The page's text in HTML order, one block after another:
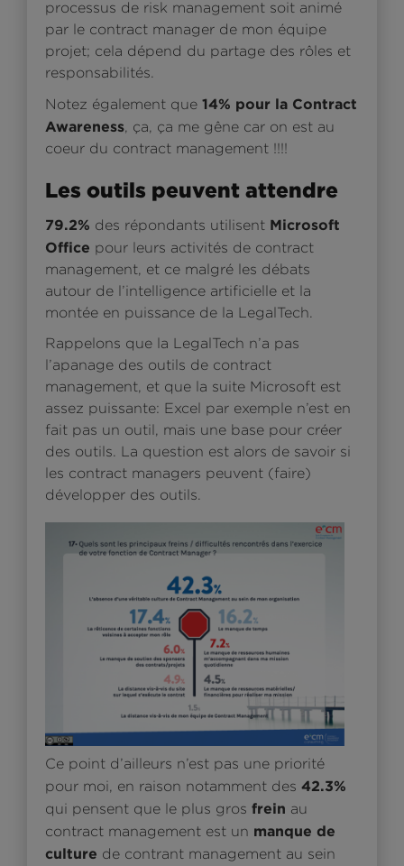
processus de risk management soit animé
par le contract manager de mon équipe
projet; cela dépend du partage des rôles et
responsabilités.
Notez également que 14% pour la Contract
Awareness, ça, ça me gêne car on est au
coeur du contract management !!!!
Les outils peuvent attendre
79.2% des répondants utilisent Microsoft
Office pour leurs activités de contract
management, et ce malgré les débats
autour de l’intelligence artificielle et la
montée en puissance de la LegalTech.
Rappelons que la LegalTech n’a pas
l’apanage des outils de contract
management, et que la suite Microsoft est
assez puissante: Excel par exemple n’est en
fait pas un outil, mais une base pour créer
des outils. La question est alors de savoir si
les contract managers peuvent (faire)
développer des outils.
Ce point d’ailleurs n’est pas une priorité
pour moi, en raison notamment des 42.3%
qui pensent que le plus gros frein au
contract management est un manque de
culture de contrant management au sein